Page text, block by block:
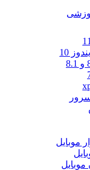
10
موبایل
موبایل